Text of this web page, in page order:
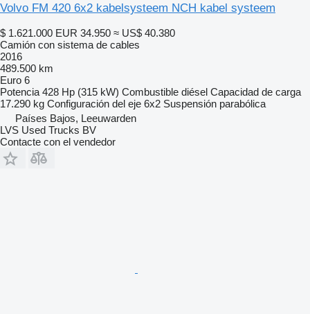
Volvo FM 420 6x2 kabelsysteem NCH kabel systeem
$ 1.621.000 EUR 34.950 ≈ US$ 40.380
Camión con sistema de cables
2016
489.500 km
Euro 6
Potencia 428 Hp (315 kW) Combustible diésel Capacidad de carga
17.290 kg Configuración del eje 6x2 Suspensión parabólica
Países Bajos, Leeuwarden
LVS Used Trucks BV
Contacte con el vendedor